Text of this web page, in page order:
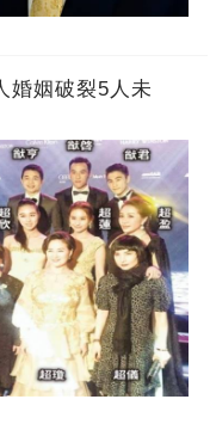
婚姻破裂5人未